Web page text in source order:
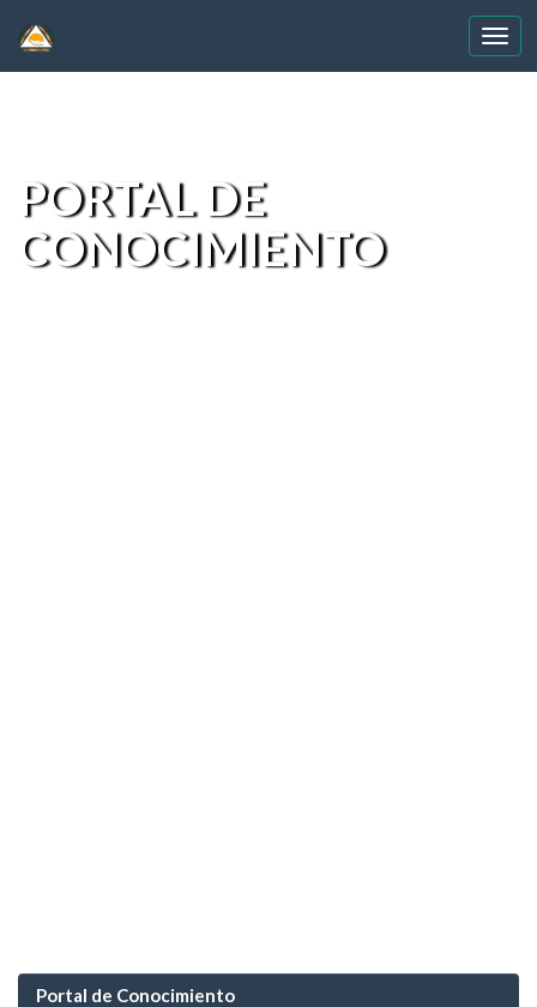
PORTAL DE
CONOCIMIENTO
Portal de Conocimiento